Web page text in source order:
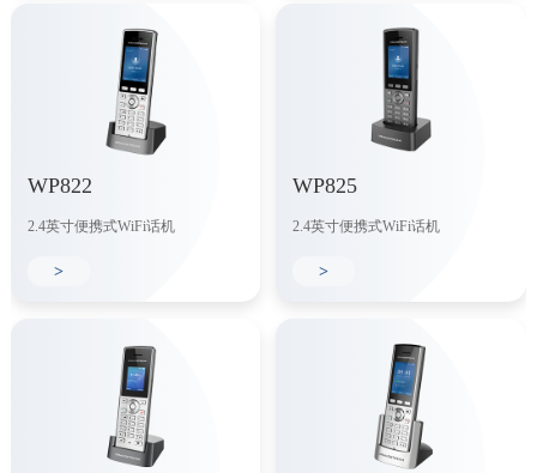
WP822
2.4英寸便携式WiFi话机
>
WP825
2.4英寸便携式WiFi话机
>